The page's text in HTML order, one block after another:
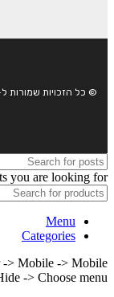
you are looking for.
Menu
Categories
-> Mobile -> Mobile
-> Choose menu